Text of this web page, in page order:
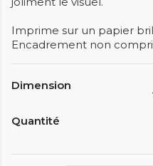
Imprime sur un papier
Encadrement non
Dimension
Quantité